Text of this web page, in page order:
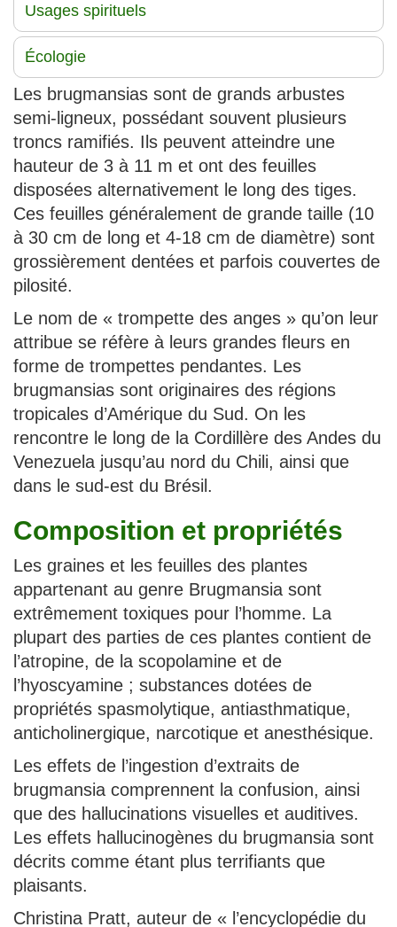
Usages spirituels
Écologie
Les brugmansias sont de grands arbustes
semi-ligneux, possédant souvent plusieurs
troncs ramifiés. Ils peuvent atteindre une
hauteur de 3 à 11 m et ont des feuilles
disposées alternativement le long des tiges.
Ces feuilles généralement de grande taille (10
à 30 cm de long et 4-18 cm de diamètre) sont
grossièrement dentées et parfois couvertes de
pilosité.
Le nom de « trompette des anges » qu’on leur
attribue se réfère à leurs grandes fleurs en
forme de trompettes pendantes. Les
brugmansias sont originaires des régions
tropicales d’Amérique du Sud. On les
rencontre le long de la Cordillère des Andes du
Venezuela jusqu’au nord du Chili, ainsi que
dans le sud-est du Brésil.
Composition et propriétés
Les graines et les feuilles des plantes
appartenant au genre Brugmansia sont
extrêmement toxiques pour l’homme. La
plupart des parties de ces plantes contient de
l’atropine, de la scopolamine et de
l’hyoscyamine ; substances dotées de
propriétés spasmolytique, antiasthmatique,
anticholinergique, narcotique et anesthésique.
Les effets de l’ingestion d’extraits de
brugmansia comprennent la confusion, ainsi
que des hallucinations visuelles et auditives.
Les effets hallucinogènes du brugmansia sont
décrits comme étant plus terrifiants que
plaisants.
Christina Pratt, auteur de « l’encyclopédie du